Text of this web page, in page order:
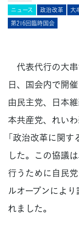
ニュース 政治改革 大
第216回臨時国会
代表代行の大
日、国会内で開
由民主党、日本
本共産党、れい
「政治改革に関
した。この協議
行うために自民
ルオープンによ
れました。